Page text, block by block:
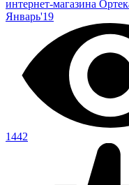
интернет-магазина
Январь'19
1442